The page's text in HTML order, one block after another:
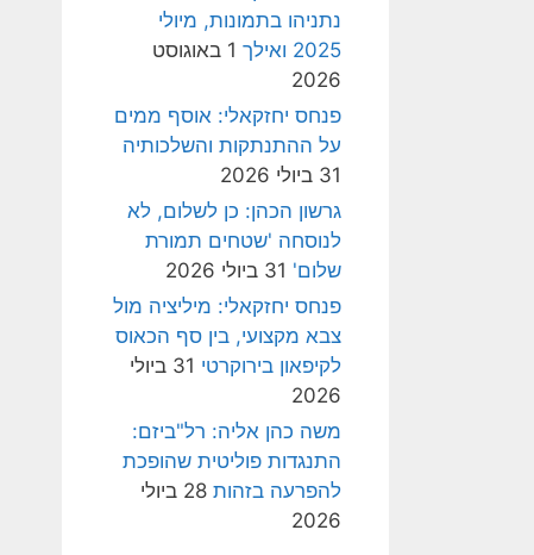
נתניהו בתמונות, מיולי
2025 ואילך
1 באוגוסט
2026
פנחס יחזקאלי: אוסף ממים
על ההתנתקות והשלכותיה
31 ביולי 2026
גרשון הכהן: כן לשלום, לא
לנוסחה 'שטחים תמורת
שלום' 31 ביולי 2026
פנחס יחזקאלי: מיליציה מול
צבא מקצועי, בין סף הכאוס
לקיפאון בירוקרטי
31 ביולי
2026
משה כהן אליה: רל"ביזם:
התנגדות פוליטית שהופכת
להפרעה בזהות
28 ביולי
2026